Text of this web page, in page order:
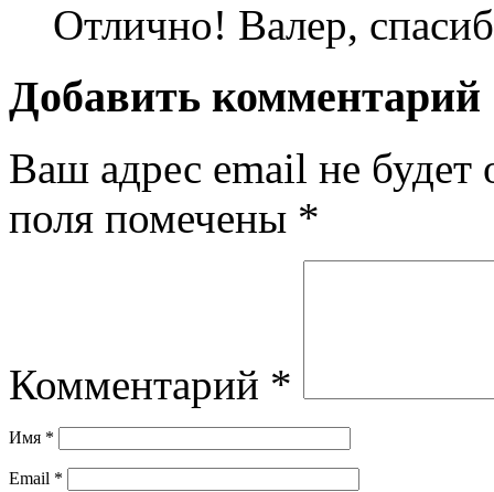
Отлично! Валер,
Добавить комментарий
Ваш адрес email не будет
поля помечены *
Комментарий *
Имя *
Email *